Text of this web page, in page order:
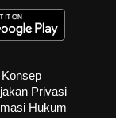
Konsep
Privasi
Hukum